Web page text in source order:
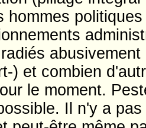
hommes
) et combien
le moment.
Il n'y a